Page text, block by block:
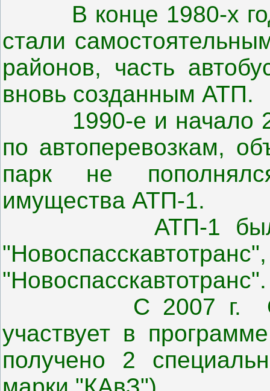
В конце 1980-х
стали
районов, часть
вновь созданным АТП.
1990-е и начало
по автоперевозкам,
парк не
имущества АТП-1.
АТП-1 было
"Новоспасскавтотранс".
С 2007 г. ОАО
участвует в
получено 2